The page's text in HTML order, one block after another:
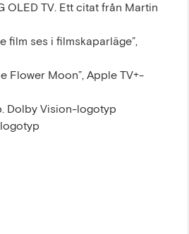
OLED TV. Ett citat från Martin
film ses i filmskaparläge”,
Flower Moon”, Apple TV+-
Dolby Vision-logotyp